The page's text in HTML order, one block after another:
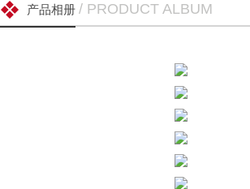
产品相册 / PRODUCT ALBUM